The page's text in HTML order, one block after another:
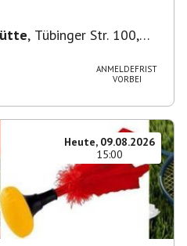
, Tübinger Str. 100,
ANMELDEFRIST
VORBEI
Heute, 09.08.2026
15:00